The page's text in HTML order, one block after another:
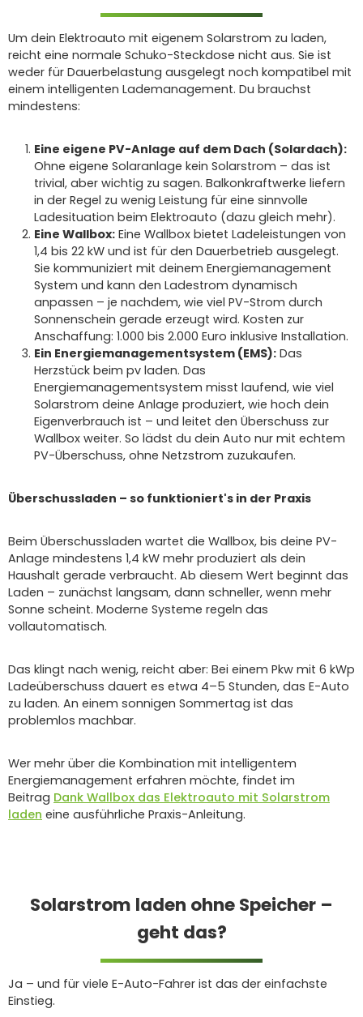
Um dein Elektroauto mit eigenem Solarstrom zu laden,
reicht eine normale Schuko-Steckdose nicht aus. Sie ist
weder für Dauerbelastung ausgelegt noch kompatibel mit
einem intelligenten Lademanagement. Du brauchst
mindestens:
Eine eigene PV-Anlage auf dem Dach (Solardach):
Ohne eigene Solaranlage kein Solarstrom – das ist
trivial, aber wichtig zu sagen. Balkonkraftwerke liefern
in der Regel zu wenig Leistung für eine sinnvolle
Ladesituation beim Elektroauto (dazu gleich mehr).
Eine Wallbox: Eine Wallbox bietet Ladeleistungen von
1,4 bis 22 kW und ist für den Dauerbetrieb ausgelegt.
Sie kommuniziert mit deinem Energiemanagement
System und kann den Ladestrom dynamisch
anpassen – je nachdem, wie viel PV-Strom durch
Sonnenschein gerade erzeugt wird. Kosten zur
Anschaffung: 1.000 bis 2.000 Euro inklusive Installation.
Ein Energiemanagementsystem (EMS): Das
Herzstück beim pv laden. Das
Energiemanagementsystem misst laufend, wie viel
Solarstrom deine Anlage produziert, wie hoch dein
Eigenverbrauch ist – und leitet den Überschuss zur
Wallbox weiter. So lädst du dein Auto nur mit echtem
PV-Überschuss, ohne Netzstrom zuzukaufen.
Überschussladen – so funktioniert's in der Praxis
Beim Überschussladen wartet die Wallbox, bis deine PV-
Anlage mindestens 1,4 kW mehr produziert als dein
Haushalt gerade verbraucht. Ab diesem Wert beginnt das
Laden – zunächst langsam, dann schneller, wenn mehr
Sonne scheint. Moderne Systeme regeln das
vollautomatisch.
Das klingt nach wenig, reicht aber: Bei einem Pkw mit 6 kWp
Ladeüberschuss dauert es etwa 4–5 Stunden, das E-Auto
zu laden. An einem sonnigen Sommertag ist das
problemlos machbar.
Wer mehr über die Kombination mit intelligentem
Energiemanagement erfahren möchte, findet im
Beitrag Dank Wallbox das Elektroauto mit Solarstrom
laden eine ausführliche Praxis-Anleitung.
Solarstrom laden ohne Speicher –
geht das?
Ja – und für viele E-Auto-Fahrer ist das der einfachste
Einstieg.